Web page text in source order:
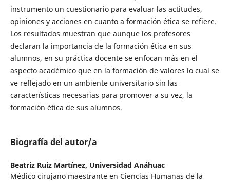
instrumento un cuestionario para evaluar las actitudes,
opiniones y acciones en cuanto a formación ética se refiere.
Los resultados muestran que aunque los profesores
declaran la importancia de la formación ética en sus
alumnos, en su práctica docente se enfocan más en el
aspecto académico que en la formación de valores lo cual se
ve reflejado en un ambiente universitario sin las
características necesarias para promover a su vez, la
formación ética de sus alumnos.
Biografía del autor/a
Beatriz Ruiz Martínez, Universidad Anáhuac
Médico cirujano maestrante en Ciencias Humanas de la